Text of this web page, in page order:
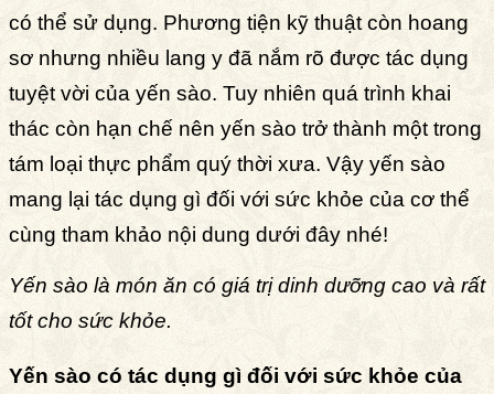
có thể sử dụng. Phương tiện kỹ thuật còn hoang
sơ nhưng nhiều lang y đã nắm rõ được tác dụng
tuyệt vời của yến sào. Tuy nhiên quá trình khai
thác còn hạn chế nên yến sào trở thành một trong
tám loại thực phẩm quý thời xưa. Vậy yến sào
mang lại tác dụng gì đối với sức khỏe của cơ thể
cùng tham khảo nội dung dưới đây nhé!
Yến sào là món ăn có giá trị dinh dưỡng cao và rất
tốt cho sức khỏe.
Yến sào có tác dụng gì đối với sức khỏe của